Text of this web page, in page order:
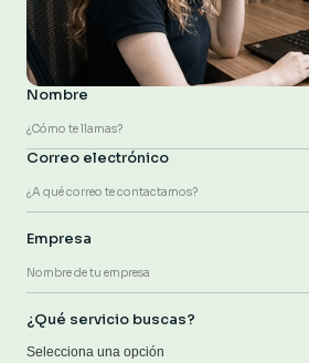
Nombre
Correo electrónico
Empresa
¿Qué servicio buscas?
Selecciona una opción